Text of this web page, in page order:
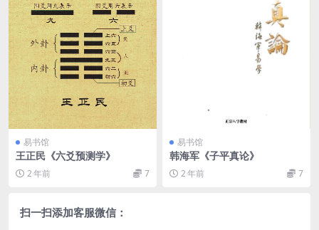
易书馆
王正民《六爻预测学》
2 年前 7
易书馆
韩海军《子平真论》
2 年前 7
扫一扫添加客服微信：